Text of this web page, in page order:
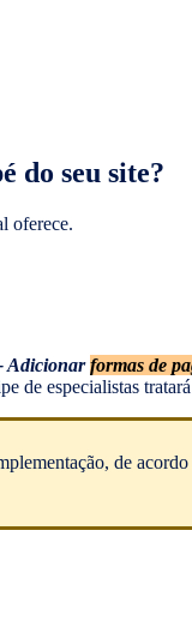
do seu site?
oferece.
Adicionarformas de
de especialistas
de